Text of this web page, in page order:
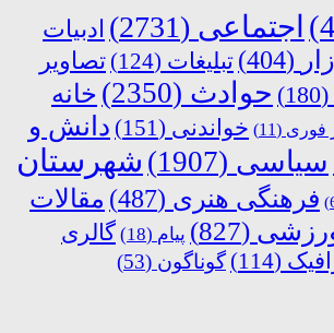
اجتماعی (2731)
ادبیات
(404) تبلیغات (124)
تصاویر
(180) حوادث (2350)
خانه
فوری (11) خواندنی (151)
دانش و
سیاسی (1907)
شهرستان
فرهنگی هنری (487)
مقالات
(827) پیام (18)
گالری
(114) گوناگون (53)